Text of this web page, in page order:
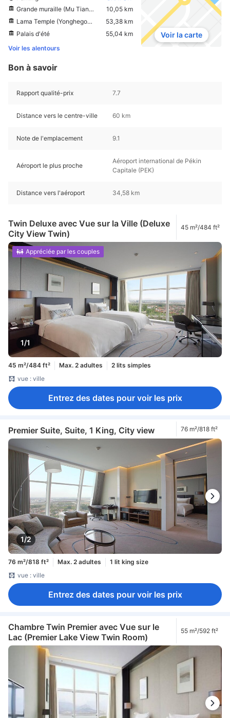
Grande muraille (Mu Tian Yu)
10,05 km
Lama Temple (Yonghegong)
53,38 km
Palais d'été
55,04 km
Voir les alentours
Voir la carte
Bon à savoir
Rapport qualité-prix 7.7
Distance vers le centre-ville 60 km
Note de l'emplacement 9.1
Aéroport le plus proche
Aéroport international de Pékin
Capitale (PEK)
Distance vers l'aéroport 34,58 km
Twin Deluxe avec Vue sur la Ville (Deluxe
City View Twin)
45 m²/484 ft²
1/1
Appréciée par les couples
45 m²/484 ft² Max. 2 adultes
2 lits simples
vue : ville
Entrez des dates pour voir les prix
Premier Suite, Suite, 1 King, City view 76 m²/818 ft²
1/2
76 m²/818 ft² Max. 2 adultes
1 lit king size
vue : ville
Entrez des dates pour voir les prix
Chambre Twin Premier avec Vue sur le
Lac (Premier Lake View Twin Room)
55 m²/592 ft²